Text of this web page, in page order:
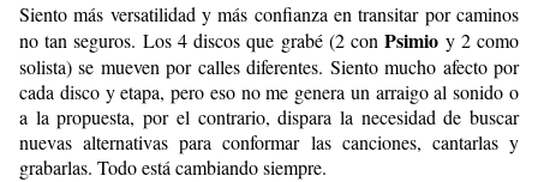
Siento más versatilidad y más confianza en transitar por caminos
no tan seguros. Los 4 discos que grabé (2 conPsimio y 2 como
solista) se mueven por calles diferentes. Siento mucho afecto por
cada disco y etapa, pero eso no me genera un arraigo al sonido o
a la propuesta, por el contrario, dispara la necesidad de buscar
nuevas alternativas para conformar las canciones, cantarlas y
grabarlas. Todo está cambiando siempre.